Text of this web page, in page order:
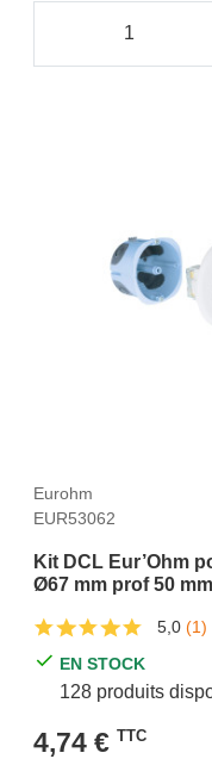
Eurohm
EUR53062
Kit DCL Eur’Ohm
Ø67 mm prof 50 mm
5,0 (1)
EN STOCK
128 produits
4,74 € TTC